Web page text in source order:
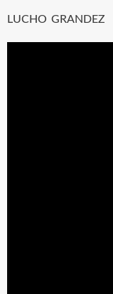
LUCHO GRANDEZ